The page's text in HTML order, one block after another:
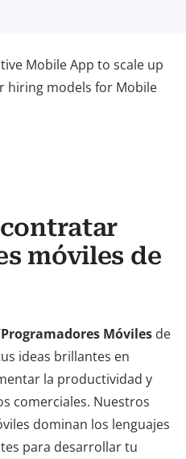
Mobile App to scale up
hiring models for Mobile
móviles de
Móviles de
ideas brillantes en
la productividad y
comerciales. Nuestros
dominan los lenguajes
para desarrollar tu